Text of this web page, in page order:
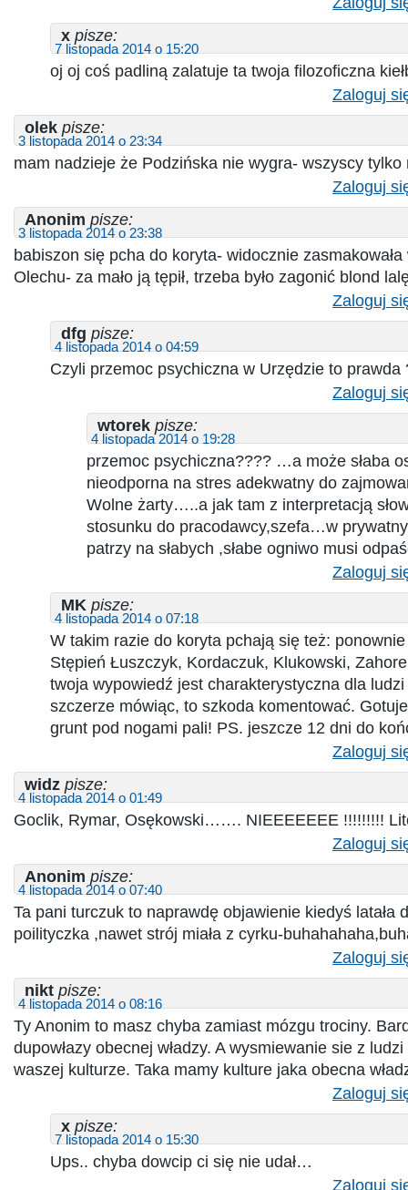
x pisze:
7 listopada 2014 o 15:20
oj oj coś padliną zalatuje ta twoja filozoficzna
Zaloguj
olek pisze:
3 listopada 2014 o 23:34
mam nadzieje że Podzińska nie wygra- wszyscy tylko
Zaloguj
Anonim pisze:
3 listopada 2014 o 23:38
babiszon się pcha do koryta- widocznie zasmakowała
Olechu- za mało ją tępił, trzeba było zagonić blond
Zaloguj
dfg pisze:
4 listopada 2014 o 04:59
Czyli przemoc psychiczna w Urzędzie to prawda
Zaloguj
wtorek pisze:
4 listopada 2014 o 19:28
przemoc psychiczna???? …a może słaba
nieodporna na stres adekwatny do
Wolne żarty…..a jak tam z interpretacją
stosunku do pracodawcy,szefa…w
patrzy na słabych ,słabe ogniwo musi
Zaloguj
MK pisze:
4 listopada 2014 o 07:18
W takim razie do koryta pchają się też:
Stępień Łuszczyk, Kordaczuk, Klukowski,
twoja wypowiedź jest charakterystyczna dla
szczerze mówiąc, to szkoda komentować.
grunt pod nogami pali! PS. jeszcze 12 dni do
Zaloguj
widz pisze:
4 listopada 2014 o 01:49
Goclik, Rymar, Osękowski……. NIEEEEEEE !!!!!!!!!
Zaloguj
Anonim pisze:
4 listopada 2014 o 07:40
Ta pani turczuk to naprawdę objawienie kiedyś latała
poilityczka ,nawet strój miała z cyrku-
Zaloguj
nikt pisze:
4 listopada 2014 o 08:16
Ty Anonim to masz chyba zamiast mózgu trociny.
dupowłazy obecnej władzy. A wysmiewanie sie z
waszej kulturze. Taka mamy kulture jaka obecna
Zaloguj
x pisze:
7 listopada 2014 o 15:30
Ups.. chyba dowcip ci się nie udał…
Zaloguj